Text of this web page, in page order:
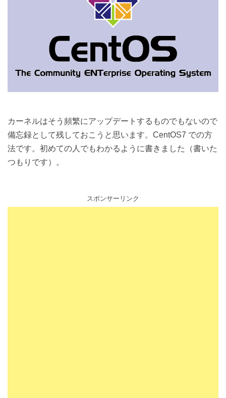
カーネルはそう頻繁にアップデートするものでもないので
備忘録として残しておこうと思います。CentOS7 での方
法です。初めての人でもわかるように書きました（書いた
つもりです）。
スポンサーリンク